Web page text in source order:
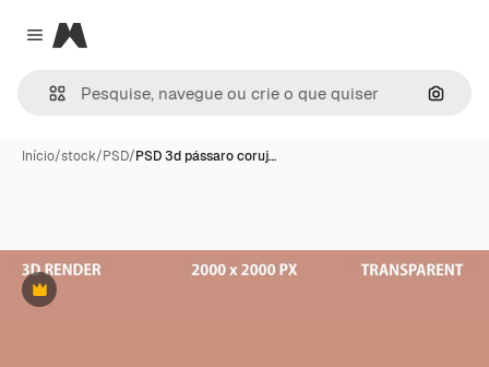
Close menu
Magnific
Início/stock/PSD/PSD 3d pássaro coruj…
Premium